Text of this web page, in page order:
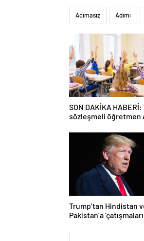
Acımasız Adımı
SON DAKİKA HABERİ:
sözleşmeli öğretmen
açıklandı
Trump’tan Hindistan
Pakistan’a